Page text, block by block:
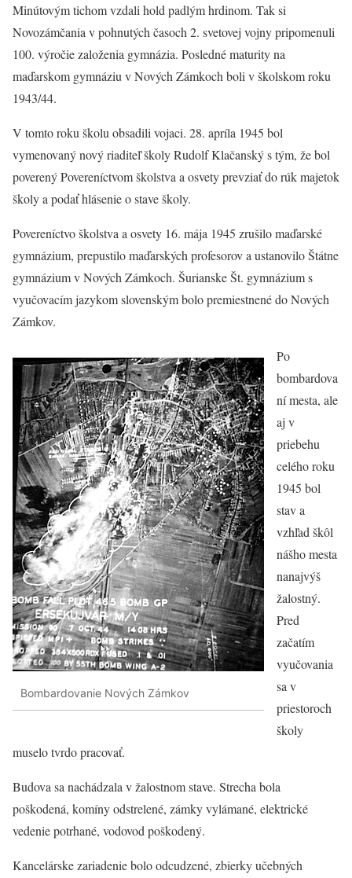
Minútovým tichom vzdali hold padlým hrdinom. Tak si
Novozámčania v pohnutých časoch 2. svetovej vojny pripomenuli
100. výročie založenia gymnázia. Posledné maturity na
maďarskom gymnáziu v Nových Zámkoch boli v školskom roku
1943/44.
V tomto roku školu obsadili vojaci. 28. apríla 1945 bol
vymenovaný nový riaditeľ školy Rudolf Klačanský s tým, že bol
poverený Povereníctvom školstva a osvety prevziať do rúk majetok
školy a podať hlásenie o stave školy.
Povereníctvo školstva a osvety 16. mája 1945 zrušilo maďarské
gymnázium, prepustilo maďarských profesorov a ustanovilo Štátne
gymnázium v Nových Zámkoch. Šurianske Št. gymnázium s
vyučovacím jazykom slovenským bolo premiestnené do Nových
Zámkov.
Bombardovanie Nových Zámkov
Po
bombardova
ní mesta, ale
aj v
priebehu
celého roku
1945 bol
stav a
vzhľad škôl
nášho mesta
nanajvýš
žalostný.
Pred
začatím
vyučovania
sa v
priestoroch
školy
muselo tvrdo pracovať.
Budova sa nachádzala v žalostnom stave. Strecha bola
poškodená, komíny odstrelené, zámky vylámané, elektrické
vedenie potrhané, vodovod poškodený.
Kancelárske zariadenie bolo odcudzené, zbierky učebných